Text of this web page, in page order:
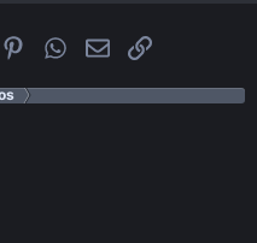
PinterestWhatsApp
EmailEnlace